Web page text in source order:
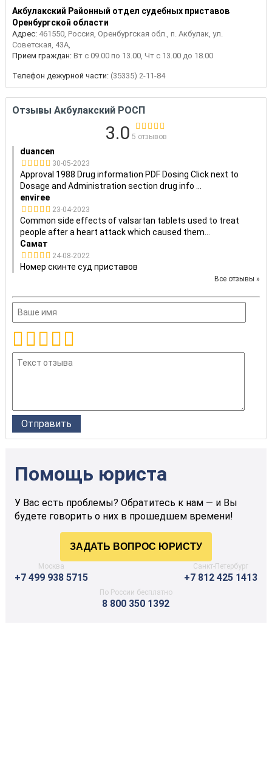
Акбулакский Районный отдел судебных приставов
Оренбургской области
Адрес:461550, Россия, Оренбургская обл., п. Акбулак, ул.
Советская, 43А,
Прием граждан:Вт с 09.00 по 13.00, Чт с 13.00 до 18.00
Телефон дежурной части:(35335) 2-11-84
Отзывы Акбулакский РОСП
3.0 5 отзывов
duancen
30-05-2023
Approval 1988 Drug information PDF Dosing Click next to
Dosage and Administration section drug info
enviree
23-04-2023
Common side effects of valsartan tablets used to treat
people after a heart attack which caused them
Самат
24-08-2022
Номер скинте суд приставов
Все отзывы »
Помощь юриста
У Вас есть проблемы? Обратитесь к нам — и Вы
будете говорить о них в прошедшем времени!
Москва
+7 499 938 5715
Санкт-Петербург
+7 812 425 1413
По России бесплатно
8 800 350 1392